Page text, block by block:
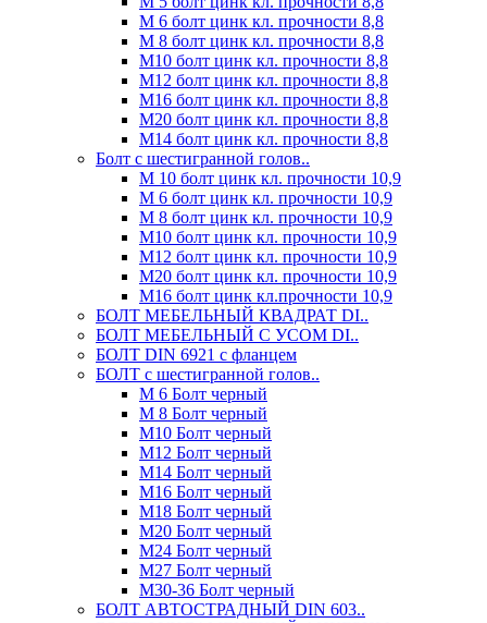
М 6 болт цинк кл. прочности 8,8
М 8 болт цинк кл. прочности 8,8
М10 болт цинк кл. прочности 8,8
М12 болт цинк кл. прочности 8,8
М16 болт цинк кл. прочности 8,8
М20 болт цинк кл. прочности 8,8
М14 болт цинк кл. прочности 8,8
Болт с шестигранной голов..
М 10 болт цинк кл. прочности 10,9
М 6 болт цинк кл. прочности 10,9
М 8 болт цинк кл. прочности 10,9
М10 болт цинк кл. прочности 10,9
М12 болт цинк кл. прочности 10,9
М20 болт цинк кл. прочности 10,9
М16 болт цинк кл.прочности 10,9
БОЛТ МЕБЕЛЬНЫЙ КВАДРАТ DI..
БОЛТ МЕБЕЛЬНЫЙ С УСОМ DI..
БОЛТ DIN 6921 c фланцем
БОЛТ с шестигранной голов..
М 6 Болт черный
М 8 Болт черный
М10 Болт черный
М12 Болт черный
М14 Болт черный
М16 Болт черный
М18 Болт черный
М20 Болт черный
М24 Болт черный
М27 Болт черный
М30-36 Болт черный
БОЛТ АВТОСТРАДНЫЙ DIN 603..